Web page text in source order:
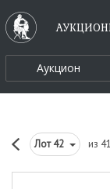
Аукцион
Лот42 из